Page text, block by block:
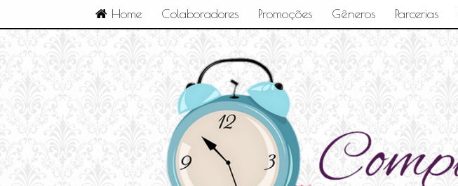
Home Colaboradores Promoções Gêneros Parcerias